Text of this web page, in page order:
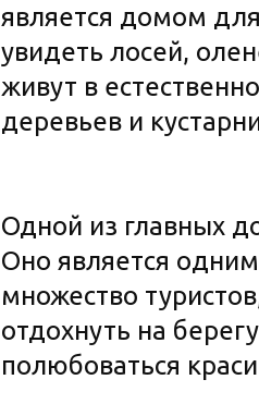
является домом
увидеть лосей,
живут в
деревьев и
Одной из главных
Оно является
множество
отдохнуть на
полюбоваться